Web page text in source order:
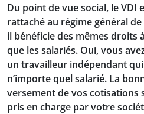
Du point de vue social, le VDI
rattaché au régime général
il bénéficie des mêmes droits
que les salariés. Oui, vous
un travailleur indépendant
n’importe quel salarié. La
versement de vos cotisations
pris en charge par votre